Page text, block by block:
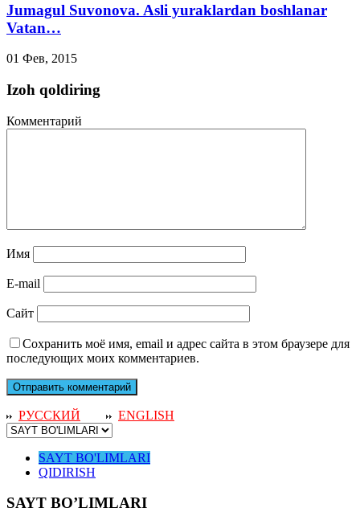
Jumagul Suvonova. Asli yuraklardan boshlanar
Vatan…
01 Фев, 2015
Izoh qoldiring
Комментарий
Имя
E-mail
Сайт
Сохранить моё имя, email и адрес сайта в этом браузере для
последующих моих комментариев.
РУССКИЙ ENGLISH
SAYT BO'LIMLARI
QIDIRISH
SAYT BO’LIMLARI